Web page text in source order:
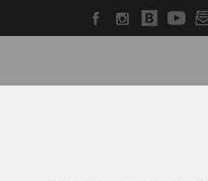
Facebook
Instagram
WU
Blog